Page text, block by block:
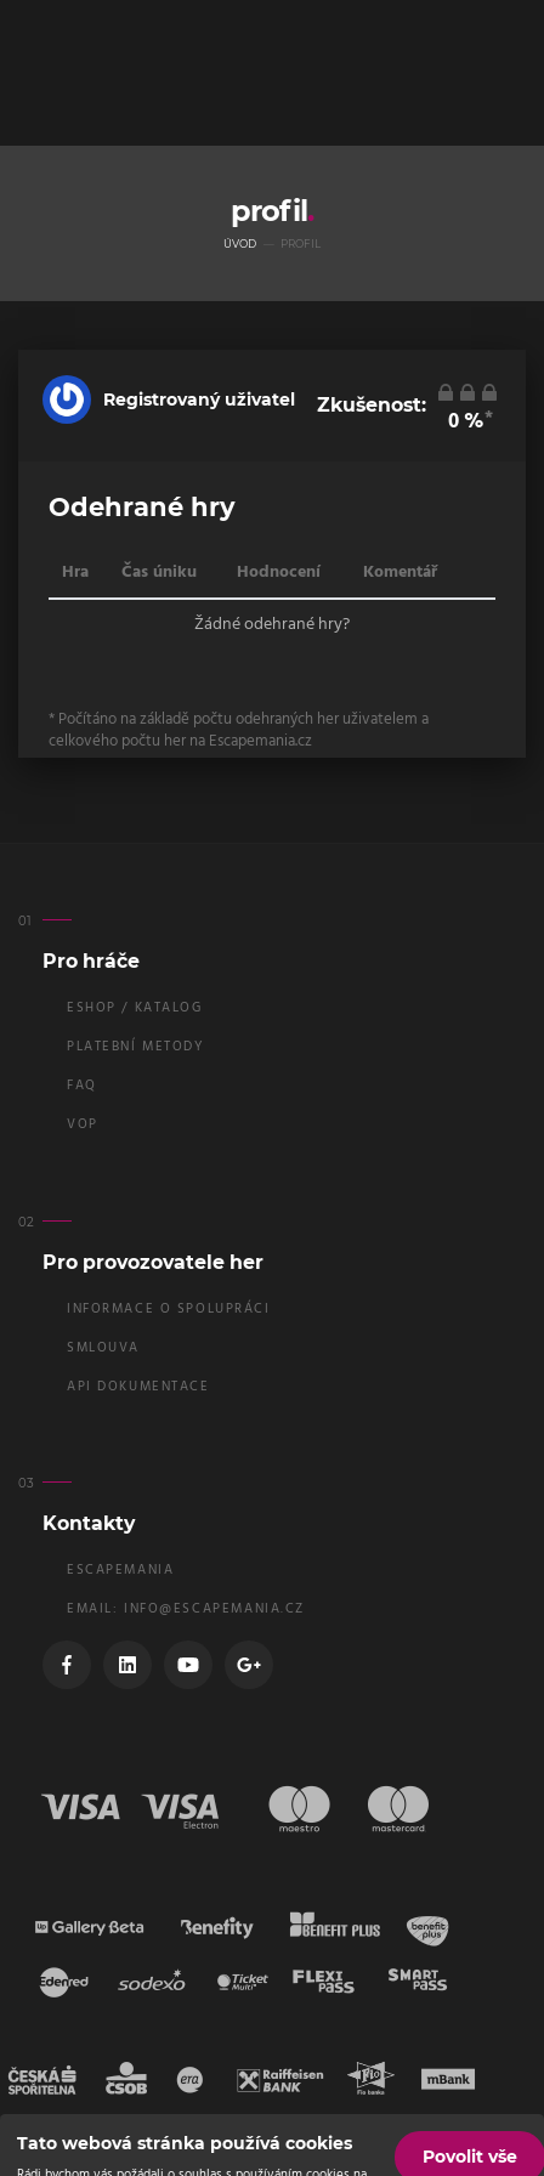
profil
ÚVOD PROFIL
Registrovaný uživatel Zkušenost:
0%*
Odehrané hry
Hra Čas úniku Hodnocení
Komentář
Žádné odehrané hry?
* Počítáno na základě počtu odehraných her uživatelem a
celkového počtu her na Escapemania.cz
Pro hráče
ESHOP / KATALOG
PLATEBNÍ METODY
FAQ
VOP
Pro provozovatele her
INFORMACE O SPOLUPRÁCI
SMLOUVA
API DOKUMENTACE
Kontakty
ESCAPEMANIA
EMAIL: INFO@ESCAPEMANIA.CZ
Tato webová stránka používá cookies
Povolit vše